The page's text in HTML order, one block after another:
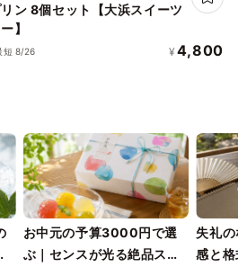
ン 8個セット【大浜スイーツ
】
短 8/26 ¥ 4,800
お中元の予算3000円で選
ぶ｜センスが光る絶品スイ
失礼
感と